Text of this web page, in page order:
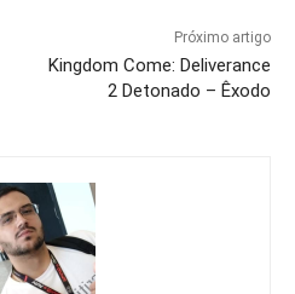
Próximo artigo
Kingdom Come: Deliverance
2 Detonado – Êxodo